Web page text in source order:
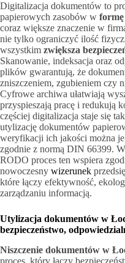
Digitalizacja dokumentów to
papierowych zasobów w
coraz większe znaczenie w
nie tylko ograniczyć ilość
wszystkim zwiększa
Skanowanie, indeksacja oraz
plików gwarantują, że
zniszczeniem, zgubieniem czy
Cyfrowe archiwa ułatwiają
przyspieszają pracę i redukują
częściej digitalizacja staje się
utylizację dokumentów
weryfikacji ich jakości można
zgodnie z normą DIN 66399.
RODO proces ten wspiera
nowoczesny wizerunek
które łączy efektywność,
zarządzaniu informacją.
Utylizacja dokumentów w
bezpieczeństwo,
Niszczenie dokumentów w